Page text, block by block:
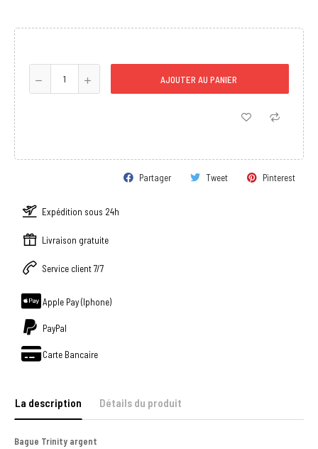
AJOUTER AU PANIER
Partager Tweet Pinterest
Expédition sous 24h
Livraison gratuite
Service client 7/7
Apple Pay (Iphone)
PayPal
Carte Bancaire
La description Détails du produit
Bague Trinity argent